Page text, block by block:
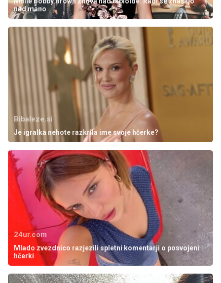
nad mano
Bibaleze.si
Je igralka nehote razkrila ime svoje hčerke?
24ur.com
Mlado zvezdnico razjezili spletni komentarji o posvojeni
hčerki